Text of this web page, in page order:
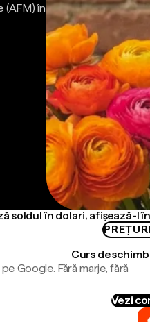
(AFM) în
soldul în dolari, afișează-l
Curs de
Google. Fără marje, fără
Vezi